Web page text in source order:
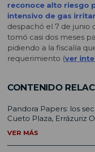
reconoce alto riesgo
intensivo de gas
despachó el 7 de junio
tomó casi dos meses
pidiendo a la fiscalía
requerimiento (ver
CONTENIDO
Pandora Papers: los
Cueto Plaza, Errázuriz
VER MÁS